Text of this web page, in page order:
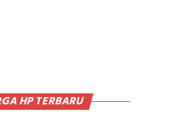
HP TERBARU